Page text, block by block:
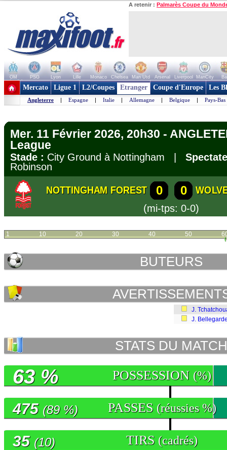
A retenir : Palmarès Coupe du
OM PSG Lyon Lille Monaco Chelsea Man Utd Arsenal Liverpool ManCity
+ de clubs
Mercato Ligue 1 L2/Coupes Etranger Coupe d'Europe Les
Angleterre | Espagne | Italie | Allemagne | Belgique | Pays-Bas
Mer. 11 Février 2026, 20h30 -
League
Stade : City Ground à Nottingham |
Robinson
NOTTINGHAM FOREST 0 0
(mi-tps: 0-0)
1 10 20 30 40 50
BUTEURS
J.
J.
STATS DU MATCH
POSSESSION (%)
63 %
PASSES (réussies %)
475 (89 %)
TIRS (cadrés)
35 (10)